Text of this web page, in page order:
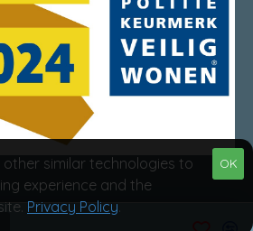
© 2025
OK
similar technologies to
experience and the
Privacy Policy.